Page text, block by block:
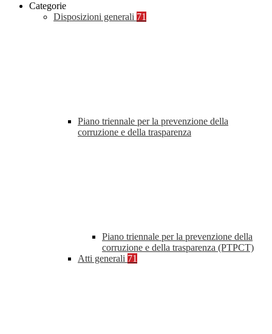
Categorie
Disposizioni generali 71
Piano triennale per la prevenzione della
corruzione e della trasparenza
Piano triennale per la prevenzione della
corruzione e della trasparenza (PTPCT)
Atti generali 71